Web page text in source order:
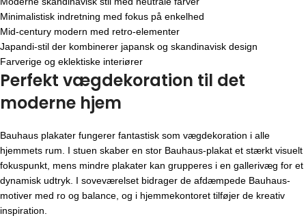
Minimalistisk indretning med fokus på enkelhed
Mid-century modern med retro-elementer
Japandi-stil der kombinerer japansk og skandinavisk design
Farverige og eklektiske interiører
Perfekt vægdekoration til det
moderne hjem
Bauhaus plakater fungerer fantastisk som vægdekoration i alle
hjemmets rum. I stuen skaber en stor Bauhaus-plakat et stærkt visuelt
fokuspunkt, mens mindre plakater kan grupperes i en gallerivæg for et
dynamisk udtryk. I soveværelset bidrager de afdæmpede Bauhaus-
motiver med ro og balance, og i hjemmekontoret tilføjer de kreativ
inspiration.